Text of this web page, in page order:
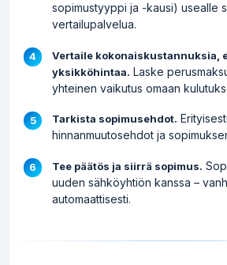
sopimustyyppi ja -kausi) usealle
vertailupalvelua.
Vertaile kokonaiskustannuksia,
yksikköhintaa. Laske
yhteinen vaikutus omaan
Tarkista sopimusehdot.
hinnanmuutosehdot ja
Tee päätös ja siirrä sopimus.
uuden sähköyhtiön kanssa –
automaattisesti.